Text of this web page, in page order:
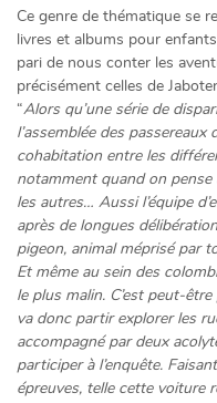
l'adresse email indiqué ci-dessus.
le formulaire de
Ce genre de thématique se
livres et albums pour
pari de nous conter les
précisément celles de
“Alors qu’une série de
l’assemblée des passereaux
cohabitation entre les
notamment quand on pense
les autres… Aussi l’équipe
après de longues
pigeon, animal méprisé par
Et même au sein des
le plus malin. C’est peut-
va donc partir explorer les
accompagné par deux
participer à l’enquête.
épreuves, telle cette voiture